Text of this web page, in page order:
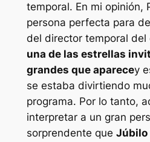
temporal. En mi opinión,
persona perfecta para
del director temporal del
una de las estrellas
grandes que aparecey
se estaba divirtiendo
programa. Por lo tanto,
interpretar a un gran
sorprendente que Júbilo